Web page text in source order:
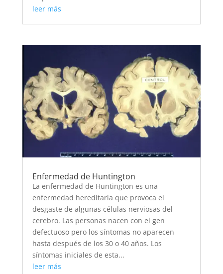
leer más
Enfermedad de Huntington
La enfermedad de Huntington es una
enfermedad hereditaria que provoca el
desgaste de algunas células nerviosas del
cerebro. Las personas nacen con el gen
defectuoso pero los síntomas no aparecen
hasta después de los 30 o 40 años. Los
síntomas iniciales de esta...
leer más